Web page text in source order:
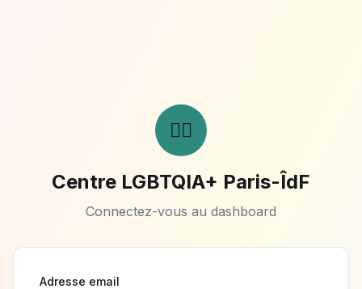
🏳️‍🌈
Centre LGBTQIA+ Paris-ÎdF
Connectez-vous au dashboard
Adresse email